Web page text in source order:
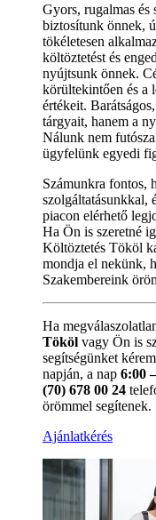
Gyors, rugalmas és
biztosítunk önnek,
tökéletesen
költöztetést és
nyújtsunk önnek.
körültekintően és a
értékeit.
tárgyait, hanem a
Nálunk nem
ügyfelünk egyedi
Számunkra fontos,
szolgáltatásunkkal,
piacon elérhető
Ha Ön is szeretné
Költöztetés Tököl
mondja el nekünk,
Szakembereink
Ha
Tököl vagy Ön is
segítségünket
napján, a nap 6:00
(70) 678 00 24
örömmel segítenek.
Ajánlatkérés